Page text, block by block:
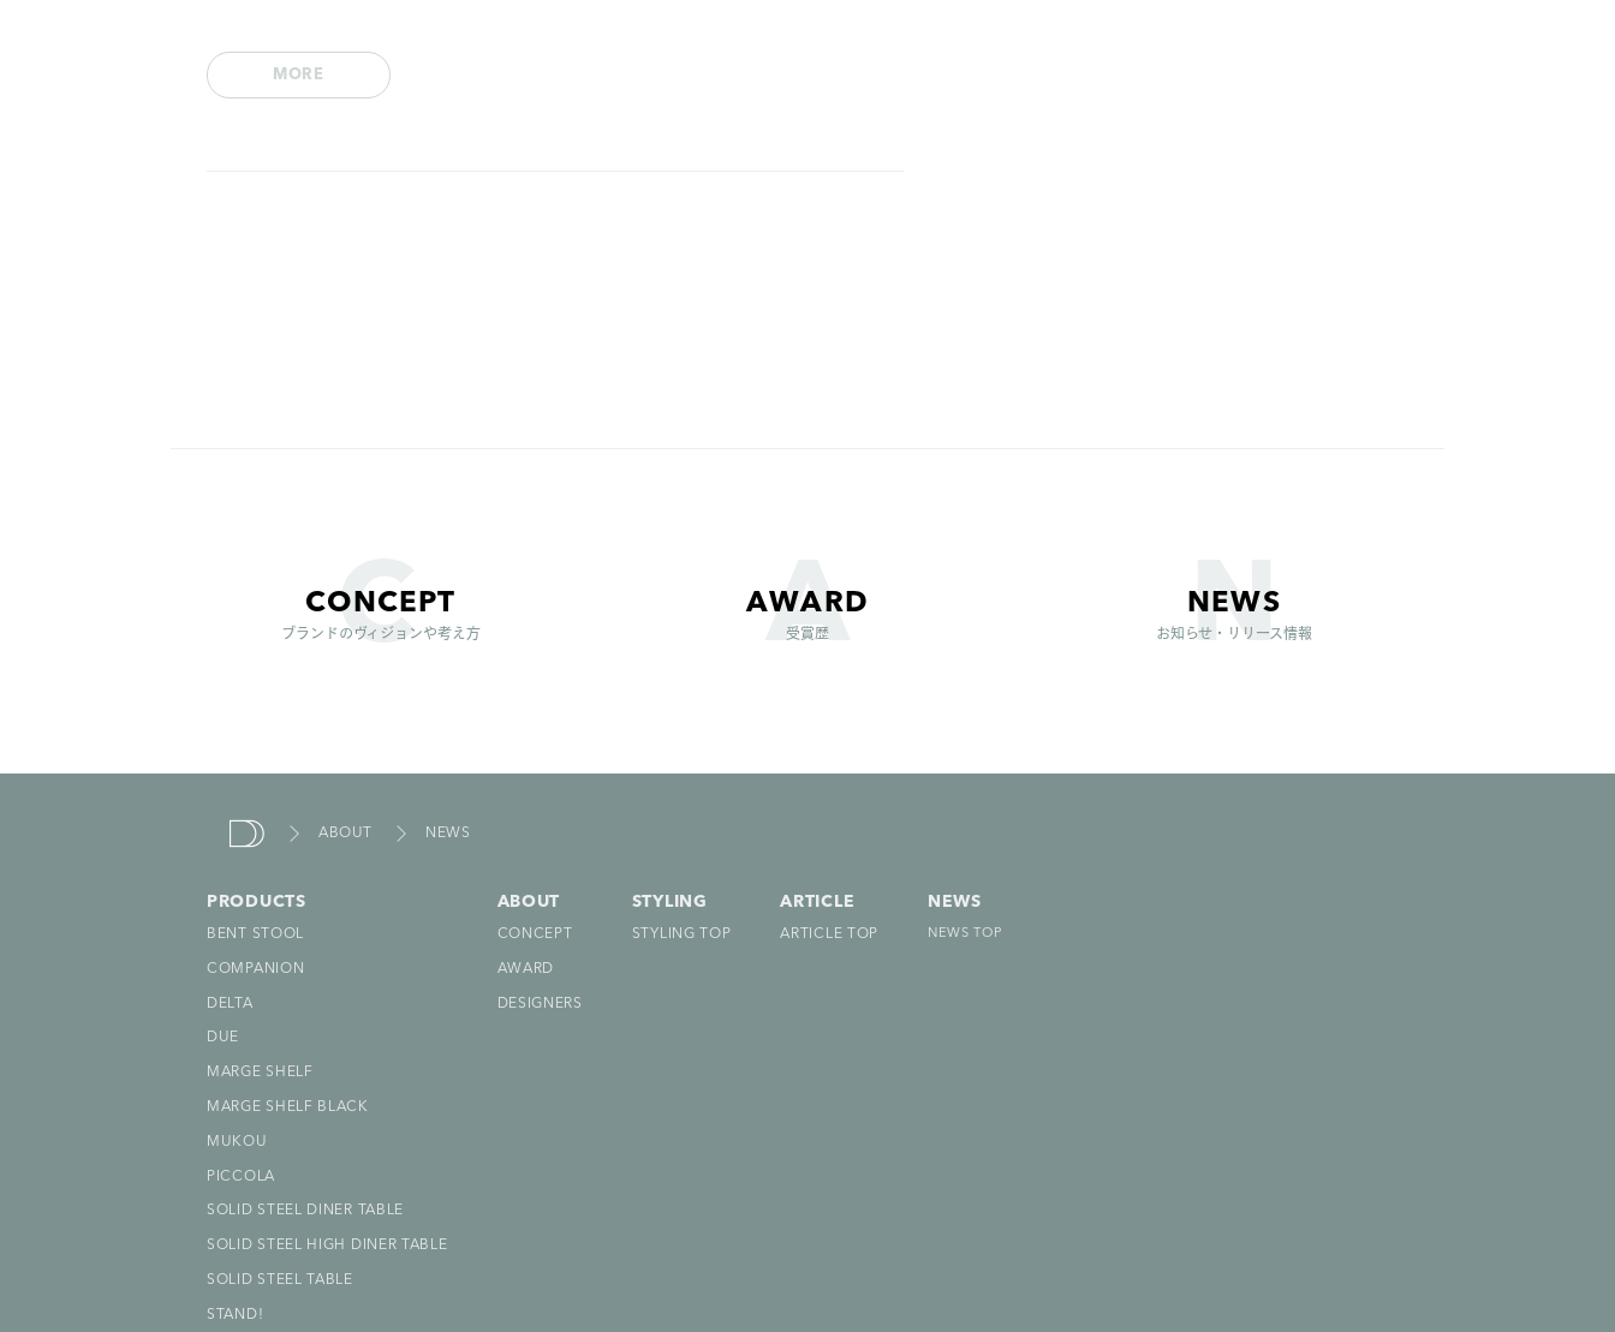
MORE
CONCEPT
ブランドのヴィジョンや考え方
AWARD
受賞歴
NEWS
お知らせ・リリース情報
ABOUT NEWS
PRODUCTS
BENT STOOL
COMPANION
DELTA
DUE
MARGE SHELF
MARGE SHELF BLACK
MUKOU
PICCOLA
SOLID STEEL DINER TABLE
SOLID STEEL HIGH DINER TABLE
SOLID STEEL TABLE
STAND!
ABOUT
CONCEPT
AWARD
DESIGNERS
STYLING
STYLING TOP
ARTICLE
ARTICLE TOP
NEWS
NEWS TOP